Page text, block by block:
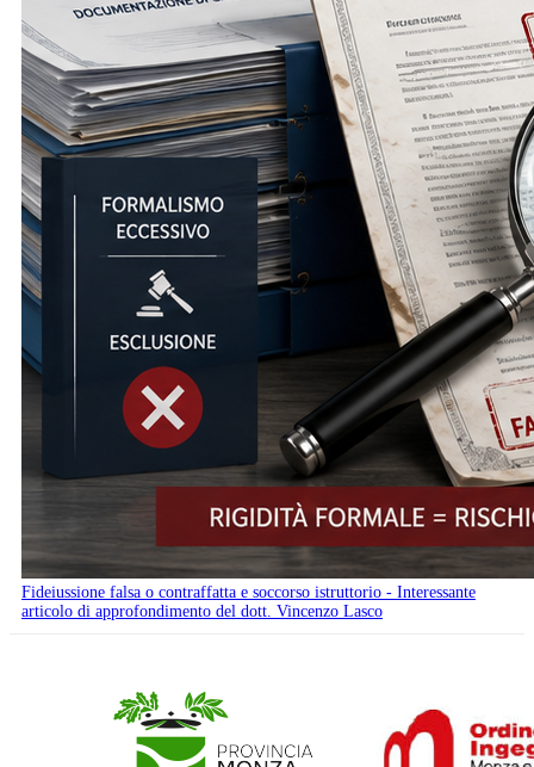
Fideiussione falsa o contraffatta e soccorso istruttorio - Interessante
articolo di approfondimento del dott. Vincenzo Lasco